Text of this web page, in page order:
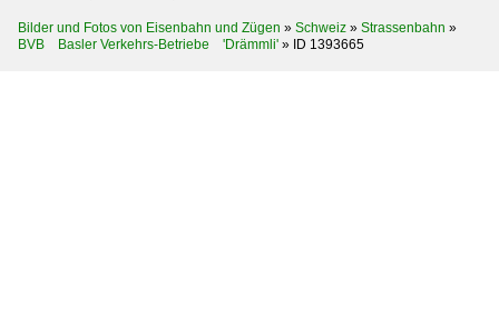
Bilder und Fotos von Eisenbahn und Zügen » Schweiz » Strassenbahn »
BVB Basler Verkehrs-Betriebe 'Drämmli' » ID 1393665